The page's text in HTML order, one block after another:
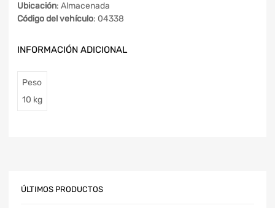
Ubicación: Almacenada
Código del vehículo: 04338
INFORMACIÓN ADICIONAL
Peso
10 kg
ÚLTIMOS PRODUCTOS